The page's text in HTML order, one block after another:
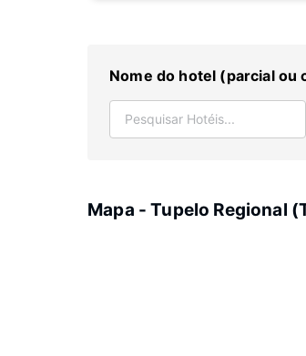
Nome do hotel (parcial ou
Mapa - Tupelo Regional